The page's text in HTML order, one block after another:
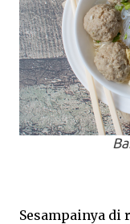
Sesampainya di